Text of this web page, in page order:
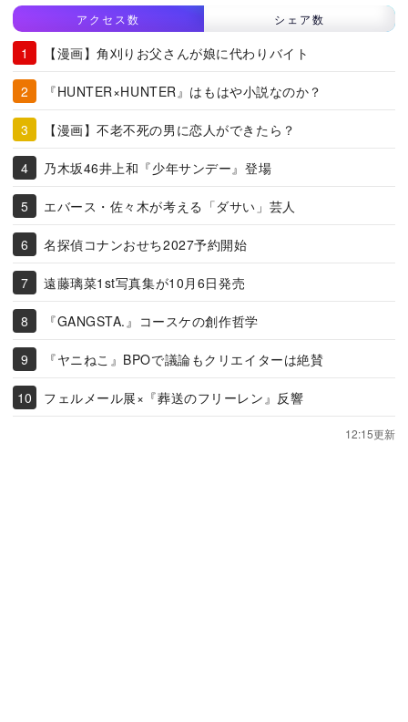
アクセス数 シェア数
【漫画】角刈りお父さんが娘に代わりバイト
『HUNTER×HUNTER』はもはや小説なのか？
【漫画】不老不死の男に恋人ができたら？
乃木坂46井上和『少年サンデー』登場
エバース・佐々木が考える「ダサい」芸人
名探偵コナンおせち2027予約開始
遠藤璃菜1st写真集が10月6日発売
『GANGSTA.』コースケの創作哲学
『ヤニねこ』BPOで議論もクリエイターは絶賛
フェルメール展×『葬送のフリーレン』反響
12:15更新